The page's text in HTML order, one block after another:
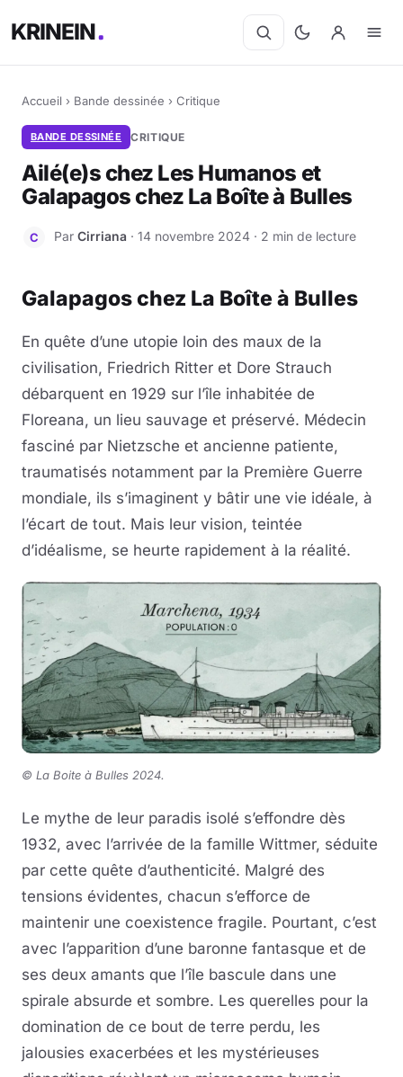
KRINEIN
Accueil › Bande dessinée › Critique
BANDE DESSINÉE CRITIQUE
Ailé(e)s chez Les Humanos et
Galapagos chez La Boîte à Bulles
C Par Cirriana · 14 novembre 2024 · 2 min de lecture
Galapagos chez La Boîte à Bulles
En quête d’une utopie loin des maux de la
civilisation, Friedrich Ritter et Dore Strauch
débarquent en 1929 sur l’île inhabitée de
Floreana, un lieu sauvage et préservé. Médecin
fasciné par Nietzsche et ancienne patiente,
traumatisés notamment par la Première Guerre
mondiale, ils s’imaginent y bâtir une vie idéale, à
l’écart de tout. Mais leur vision, teintée
d’idéalisme, se heurte rapidement à la réalité.
© La Boite à Bulles 2024.
Le mythe de leur paradis isolé s’effondre dès
1932, avec l’arrivée de la famille Wittmer, séduite
par cette quête d’authenticité. Malgré des
tensions évidentes, chacun s’efforce de
maintenir une coexistence fragile. Pourtant, c’est
avec l’apparition d’une baronne fantasque et de
ses deux amants que l’île bascule dans une
spirale absurde et sombre. Les querelles pour la
domination de ce bout de terre perdu, les
jalousies exacerbées et les mystérieuses